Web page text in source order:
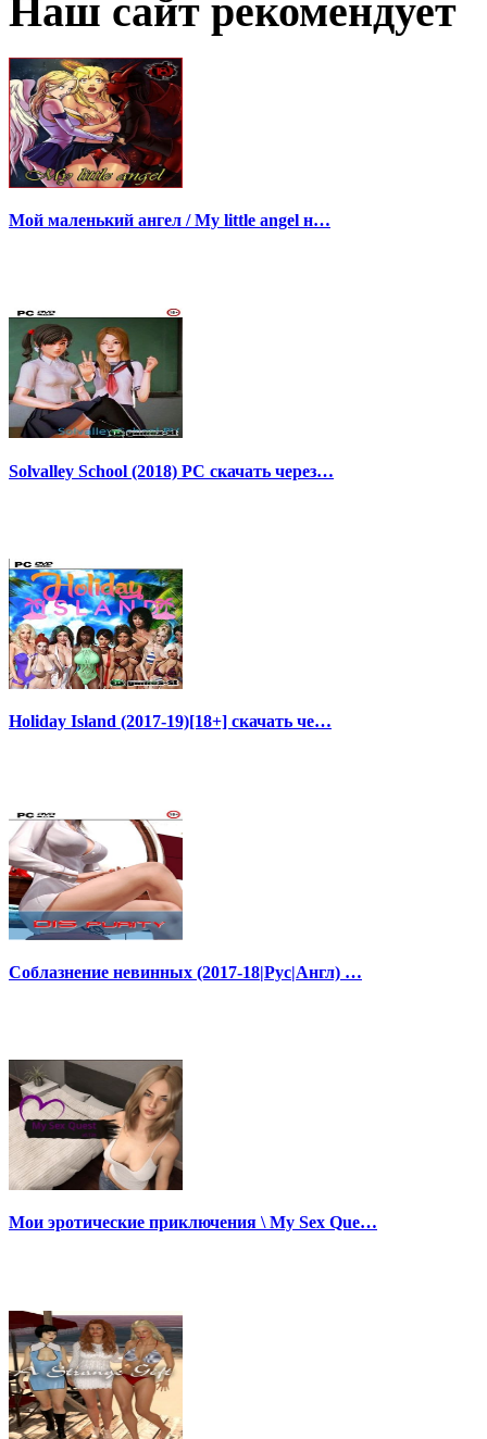
Наш сайт рекомендует
Мой маленький ангел / My little angel н…
Solvalley School (2018) PC скачать через…
Holiday Island (2017-19)[18+] скачать че…
Соблазнение невинных (2017-18|Рус|Англ) …
Мои эротические приключения \ My Sex Que…